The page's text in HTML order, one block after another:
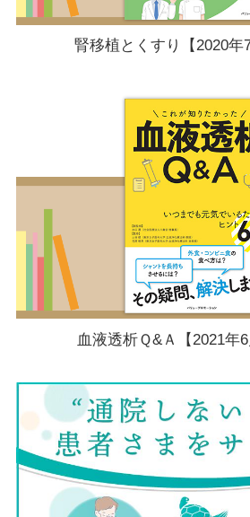
腎移植とくすり【2020年
血液透析Ｑ&Ａ【2021年6